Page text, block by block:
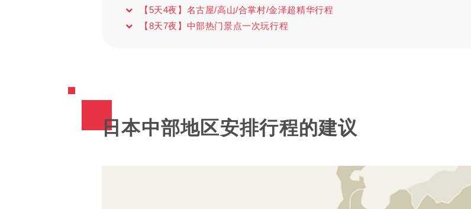
【5天4夜】名古屋/高山/合掌村/金泽超精华行程
【8天7夜】中部热门景点一次玩行程
日本中部地区安排行程的建议